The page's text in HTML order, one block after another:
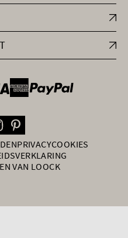
PRIVACYCOOKIES
VAN LOOCK